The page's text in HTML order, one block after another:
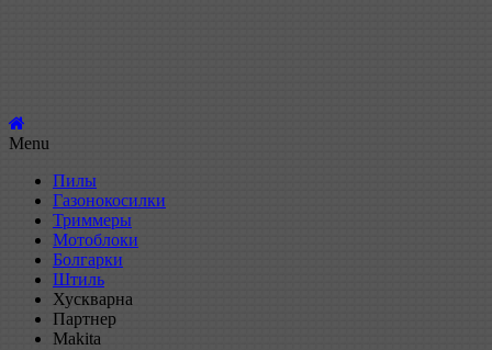
Menu
Пилы
Газонокосилки
Триммеры
Мотоблоки
Болгарки
Штиль
Хускварна
Партнер
Makita